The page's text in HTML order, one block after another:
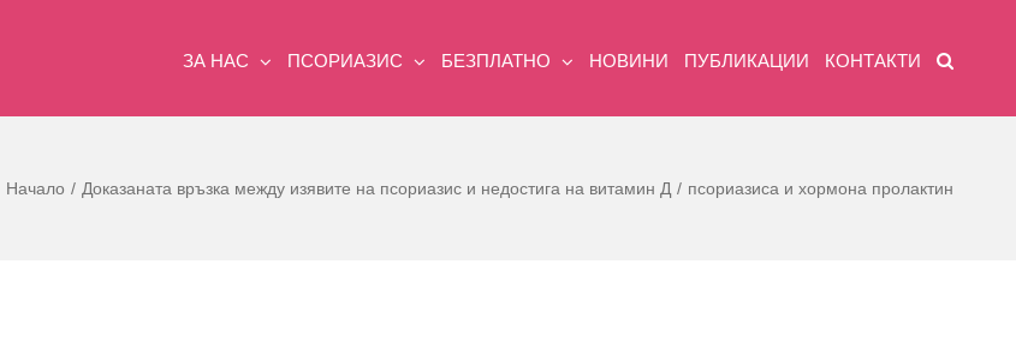
ЗА НАС ПСОРИАЗИС БЕЗПЛАТНО НОВИНИ ПУБЛИКАЦИИ КОНТАКТИ
Начало Доказаната връзка между изявите на псориазис и недостига на витамин Д псориазиса и хормона пролактин